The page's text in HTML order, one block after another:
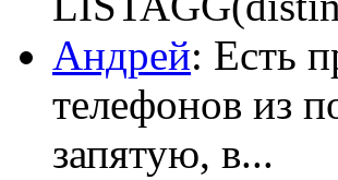
Андрей: Есть
телефонов из
запятую, в...